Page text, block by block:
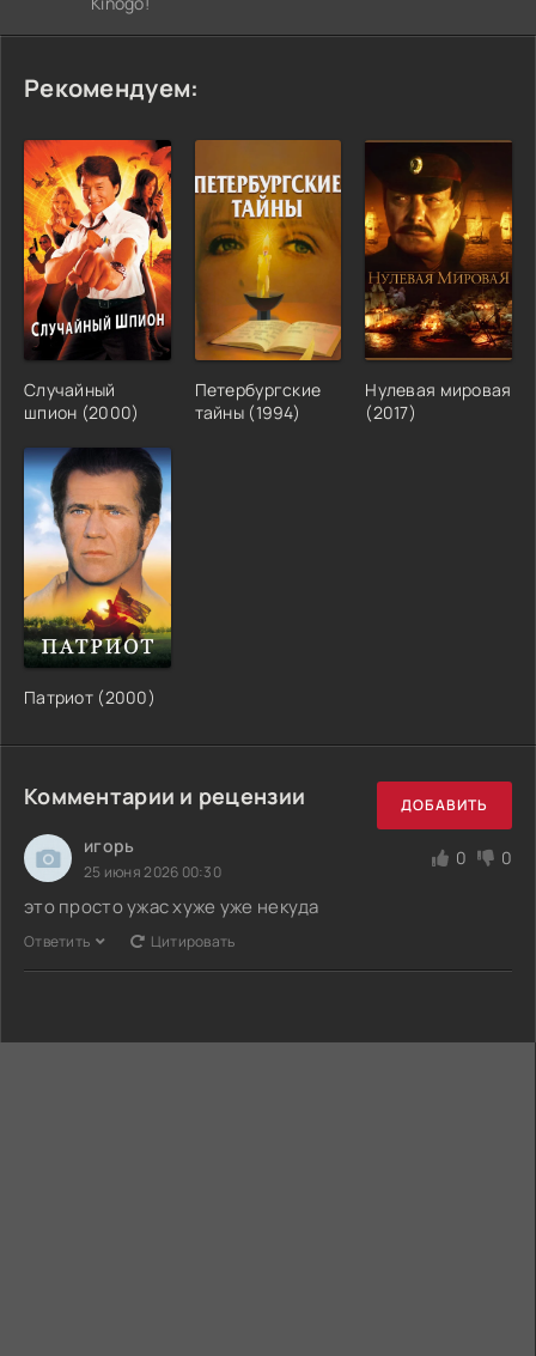
Рекомендуем:
Случайный
шпион (2000)
Петербургские
тайны (1994)
Нулевая мировая
(2017)
Патриот (2000)
Комментарии и рецензии ДОБАВИТЬ
игорь
25 июня 2026 00:30
0 0
это просто ужас хуже уже некуда
Ответить Цитировать